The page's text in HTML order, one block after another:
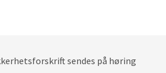
sendes på høring